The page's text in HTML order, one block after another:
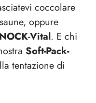
coccolare
oppure
NOCK-Vital. E chi
Soft-Pack-
tentazione di